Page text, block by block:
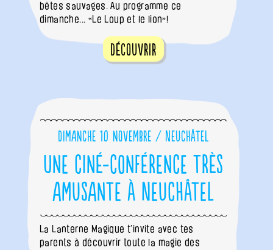
bêtes sauvages. Au programme ce
dimanche... «Le Loup et le lion»!
Découvrir
Dimanche 10 novembre / Neuchâtel
Une ciné-conférence très
amusante à Neuchâtel
La Lanterne Magique t’invite avec tes
parents à découvrir toute la magie des